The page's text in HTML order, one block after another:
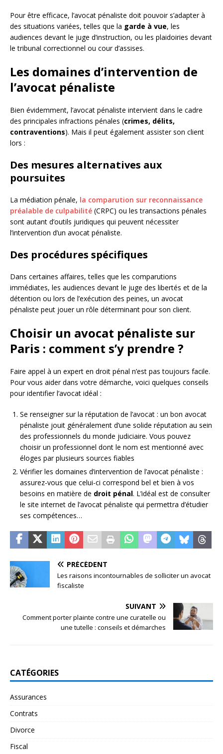
Pour être efficace, l’avocat pénaliste doit pouvoir s’adapter à
des situations variées, telles que la garde à vue, les
audiences devant le juge d’instruction, ou les plaidoiries devant
le tribunal correctionnel ou cour d’assises.
Les domaines d’intervention de
l’avocat pénaliste
Bien évidemment, l’avocat pénaliste intervient dans le cadre
des principales infractions pénales (crimes, délits,
contraventions). Mais il peut également assister son client
lors :
Des mesures alternatives aux
poursuites
La médiation pénale, la comparution sur reconnaissance
préalable de culpabilité (CRPC) ou les transactions pénales
sont autant d’outils juridiques qui peuvent nécessiter
l’intervention d’un avocat pénaliste.
Des procédures spécifiques
Dans certaines affaires, telles que les comparutions
immédiates, les audiences devant le juge des libertés et de la
détention ou lors de l’exécution des peines, un avocat
pénaliste peut jouer un rôle déterminant pour son client.
Choisir un avocat pénaliste sur
Paris : comment s’y prendre ?
Faire appel à un expert en droit pénal n’est pas toujours facile.
Pour vous aider dans votre démarche, voici quelques conseils
pour identifier l’avocat idéal :
Se renseigner sur la réputation de l’avocat : un bon avocat
pénaliste jouit généralement d’une solide réputation au sein
des professionnels du monde judiciaire. Vous pouvez
choisir un professionnel dont le nom est mentionné avec
éloges par plusieurs sources fiables
Vérifier les domaines d’intervention de l’avocat pénaliste :
assurez-vous que celui-ci correspond bel et bien à vos
besoins en matière de droit pénal. L’idéal est de consulter
le site internet de l’avocat pénaliste qui permettra d’étudier
ses compétences…
PRÉCÉDENT
Les raisons incontournables de solliciter un avocat
fiscaliste
SUIVANT
Comment porter plainte contre une curatelle ou
une tutelle : conseils et démarches
CATÉGORIES
Assurances
Contrats
Divorce
Fiscal